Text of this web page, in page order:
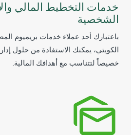
خدمات التخطيط المالي
الشخصية
باعتبارك أحد عملاء خدمات بريميوم
الكويتي، يمكنك الاستفادة من حلول
خصيصاً لتتناسب مع أهدافك المالية.